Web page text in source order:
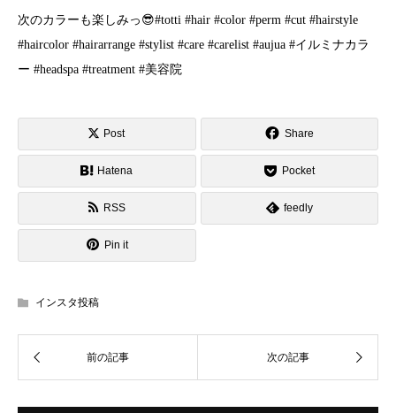
️次のカラーも楽しみっ😎#totti #hair #color #perm #cut #hairstyle
#haircolor #hairarrange #stylist #care #carelist #aujua #イルミナカラ
ー #headspa #treatment #美容院
Post Share
Hatena Pocket
RSS feedly
Pin it
インスタ投稿